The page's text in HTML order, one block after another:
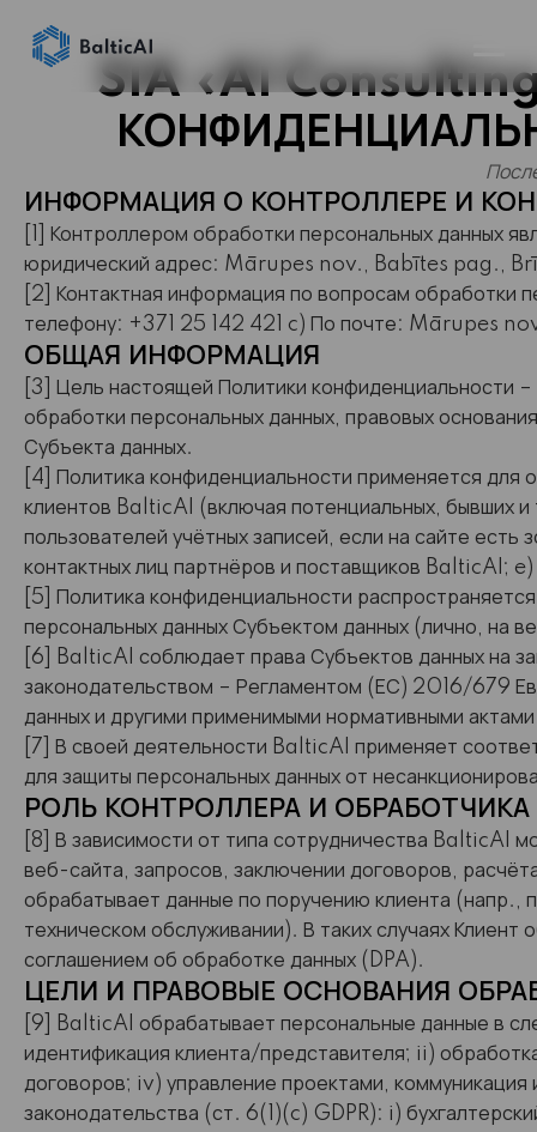
SIA «AI
ИНФОРМАЦИЯ О КОНТРОЛЛЕРЕ И
[1] Контроллером обработки персональных
юридический адрес: Mārupes nov., Babītes pag.,
[2] Контактная информация по вопросам обработки
телефону: +371 25 142 421 c) По почте: Mārupes
ОБЩАЯ ИНФОРМАЦИЯ
[3] Цель настоящей Политики конфиденциальности
обработки персональных данных, правовых
Субъекта данных.
[4] Политика конфиденциальности применяется
клиентов BalticAI (включая потенциальных, бывших
пользователей учётных записей, если на сайте
контактных лиц партнёров и поставщиков BalticAI;
[5] Политика конфиденциальности
персональных данных Субъектом данных (лично, на
[6] BalticAI соблюдает права Субъектов данных на
законодательством – Регламентом (ЕС) 2016/679
данных и другими применимыми нормативными
[7] В своей деятельности BalticAI применяет
для защиты персональных данных от
РОЛЬ КОНТРОЛЛЕРА И
[8] В зависимости от типа сотрудничества BalticAI
веб-сайта, запросов, заключении договоров,
обрабатывает данные по поручению клиента (напр.,
техническом обслуживании). В таких случаях
соглашением об обработке данных (DPA).
ЦЕЛИ И ПРАВОВЫЕ ОСНОВАНИЯ
[9] BalticAI обрабатывает персональные данные в
идентификация клиента/представителя; ii)
договоров; iv) управление проектами,
законодательства (ст. 6(1)(c) GDPR): i)